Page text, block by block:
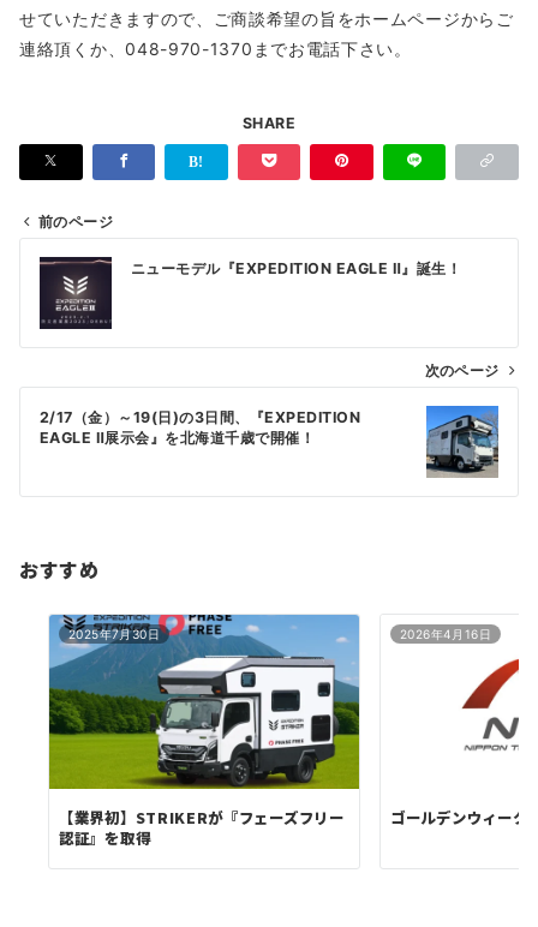
せていただきますので、ご商談希望の旨をホームページからご
連絡頂くか、048-970-1370までお電話下さい。
SHARE
投
ナ
ビ
ゲ
ー
ョ
前のページ
ニューモデル『EXPEDITION EAGLE Ⅱ』誕生！
次のページ
2/17（金）～19(日)の3日間、『EXPEDITION
EAGLE Ⅱ展示会』を北海道千歳で開催！
おすすめ
2025年7月30日
【業界初】STRIKERが『フェーズフリー
認証』を取得
2026年4月16日
ゴールデンウィーク